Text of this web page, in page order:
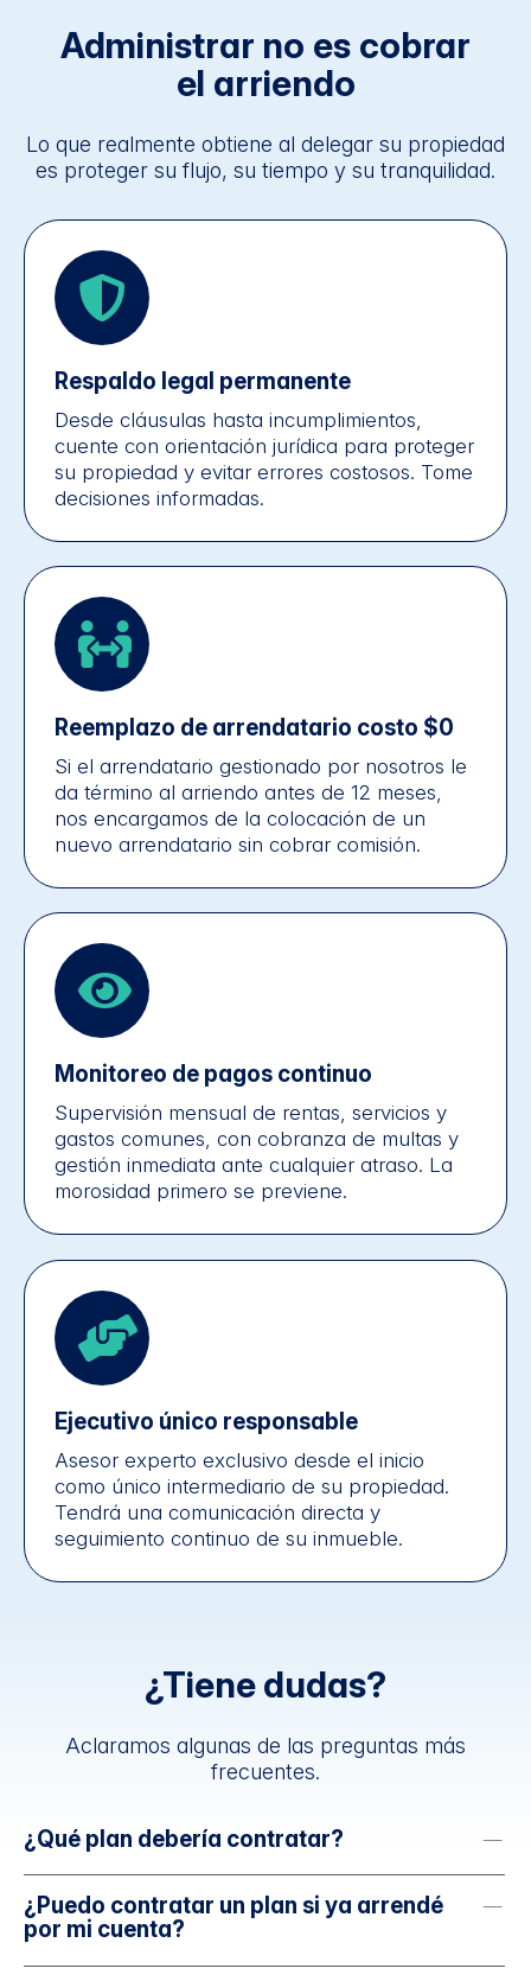
Administrar no es cobrar
el arriendo
Lo que realmente obtiene al delegar su propiedad
es proteger su flujo, su tiempo y su tranquilidad.
Respaldo legal permanente
Desde cláusulas hasta incumplimientos,
cuente con orientación jurídica para proteger
su propiedad y evitar errores costosos. Tome
decisiones informadas.
Reemplazo de arrendatario costo $0
Si el arrendatario gestionado por nosotros le
da término al arriendo antes de 12 meses,
nos encargamos de la colocación de un
nuevo arrendatario sin cobrar comisión.
Monitoreo de pagos continuo
Supervisión mensual de rentas, servicios y
gastos comunes, con cobranza de multas y
gestión inmediata ante cualquier atraso. La
morosidad primero se previene.
Ejecutivo único responsable
Asesor experto exclusivo desde el inicio
como único intermediario de su propiedad.
Tendrá una comunicación directa y
seguimiento continuo de su inmueble.
¿Tiene dudas?
Aclaramos algunas de las preguntas más
frecuentes.
¿Qué plan debería contratar?
¿Puedo contratar un plan si ya arrendé
por mi cuenta?